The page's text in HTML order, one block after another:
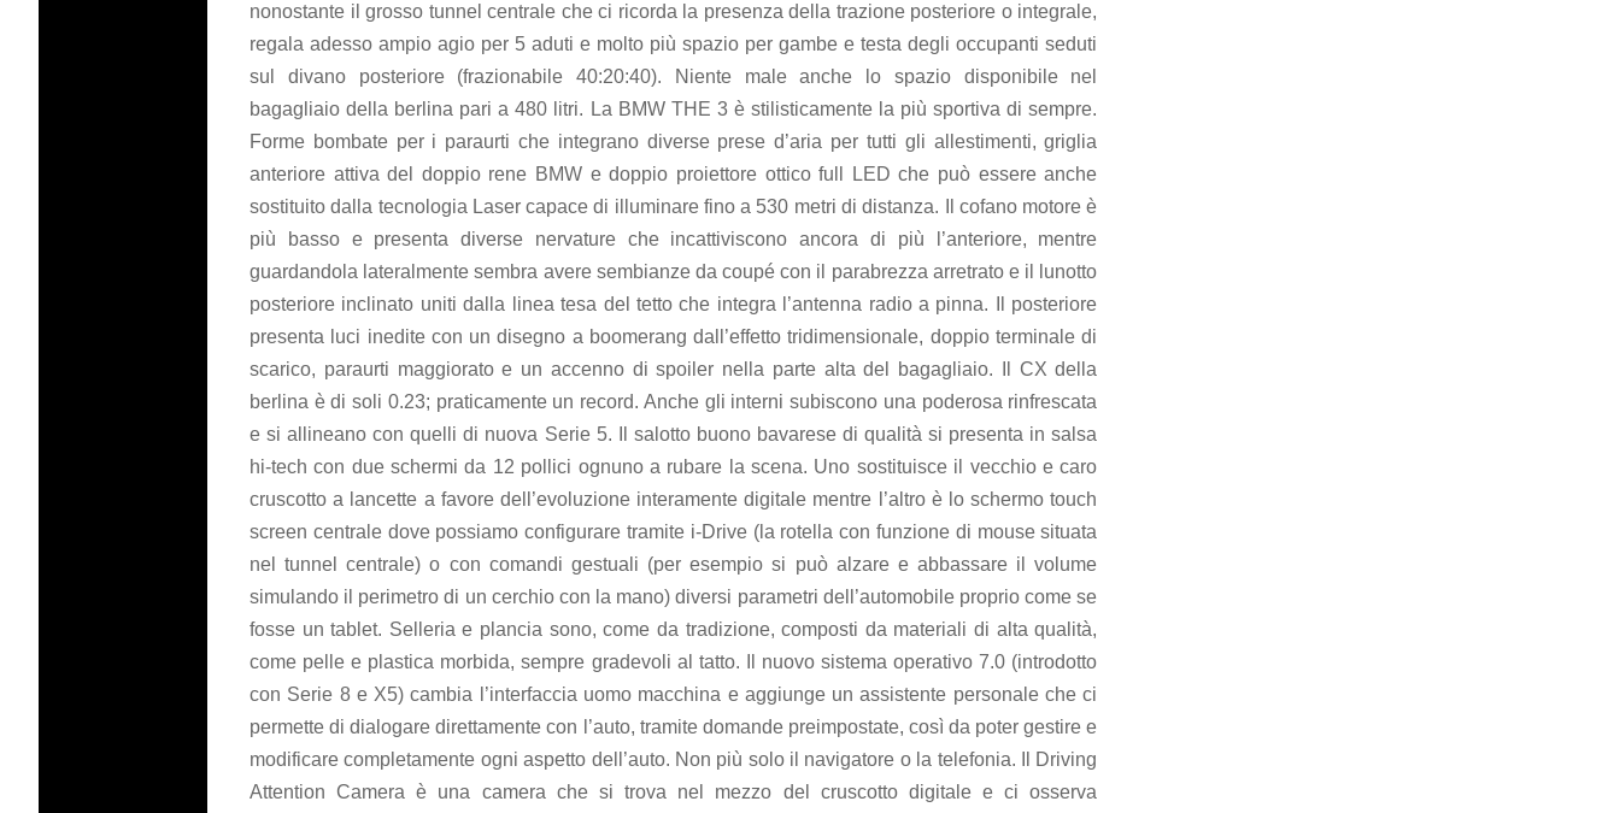
nonostante il grosso tunnel centrale che ci ricorda la presenza della trazione posteriore o integrale,
regala adesso ampio agio per 5 aduti e molto più spazio per gambe e testa degli occupanti seduti
sul divano posteriore (frazionabile 40:20:40). Niente male anche lo spazio disponibile nel
bagagliaio della berlina pari a 480 litri. La BMW THE 3 è stilisticamente la più sportiva di sempre.
Forme bombate per i paraurti che integrano diverse prese d’aria per tutti gli allestimenti, griglia
anteriore attiva del doppio rene BMW e doppio proiettore ottico full LED che può essere anche
sostituito dalla tecnologia Laser capace di illuminare fino a 530 metri di distanza. Il cofano motore è
più basso e presenta diverse nervature che incattiviscono ancora di più l’anteriore, mentre
guardandola lateralmente sembra avere sembianze da coupé con il parabrezza arretrato e il lunotto
posteriore inclinato uniti dalla linea tesa del tetto che integra l’antenna radio a pinna. Il posteriore
presenta luci inedite con un disegno a boomerang dall’effetto tridimensionale, doppio terminale di
scarico, paraurti maggiorato e un accenno di spoiler nella parte alta del bagagliaio. Il CX della
berlina è di soli 0.23; praticamente un record. Anche gli interni subiscono una poderosa rinfrescata
e si allineano con quelli di nuova Serie 5. Il salotto buono bavarese di qualità si presenta in salsa
hi-tech con due schermi da 12 pollici ognuno a rubare la scena. Uno sostituisce il vecchio e caro
cruscotto a lancette a favore dell’evoluzione interamente digitale mentre l’altro è lo schermo touch
screen centrale dove possiamo configurare tramite i-Drive (la rotella con funzione di mouse situata
nel tunnel centrale) o con comandi gestuali (per esempio si può alzare e abbassare il volume
simulando il perimetro di un cerchio con la mano) diversi parametri dell’automobile proprio come se
fosse un tablet. Selleria e plancia sono, come da tradizione, composti da materiali di alta qualità,
come pelle e plastica morbida, sempre gradevoli al tatto. Il nuovo sistema operativo 7.0 (introdotto
con Serie 8 e X5) cambia l’interfaccia uomo macchina e aggiunge un assistente personale che ci
permette di dialogare direttamente con l’auto, tramite domande preimpostate, così da poter gestire e
modificare completamente ogni aspetto dell’auto. Non più solo il navigatore o la telefonia. Il Driving
Attention Camera è una camera che si trova nel mezzo del cruscotto digitale e ci osserva